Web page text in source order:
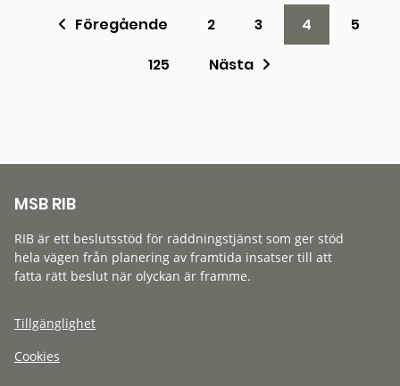
Föregående 2 3 4
5
125
Nästa
MSB RIB
RIB är ett beslutsstöd för räddningstjänst som ger stöd
hela vägen från planering av framtida insatser till att
fatta rätt beslut när olyckan är framme.
Tillgänglighet
Cookies